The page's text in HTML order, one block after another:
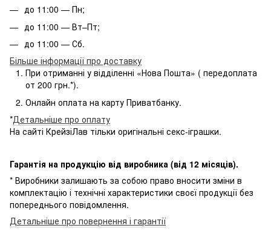
до 11:00 — Пн;
до 11:00 — Вт–Пт;
до 11:00 — Сб.
Більше інформації про доставку
При отриманні у відділенні «Нова Пошта» ( передоплата
от 200 грн.*).
Онлайн оплата на карту Приватбанку.
*Детальніше про оплату
На сайті КрейзіЛав тільки оригінальні секс-іграшки.
Гарантія на продукцію від виробника (від 12 місяців).
* Виробники залишають за собою право вносити зміни в
комплектацію і технічні характеристики своєї продукції без
попереднього повідомлення.
Детальніше про повернення і гарантії